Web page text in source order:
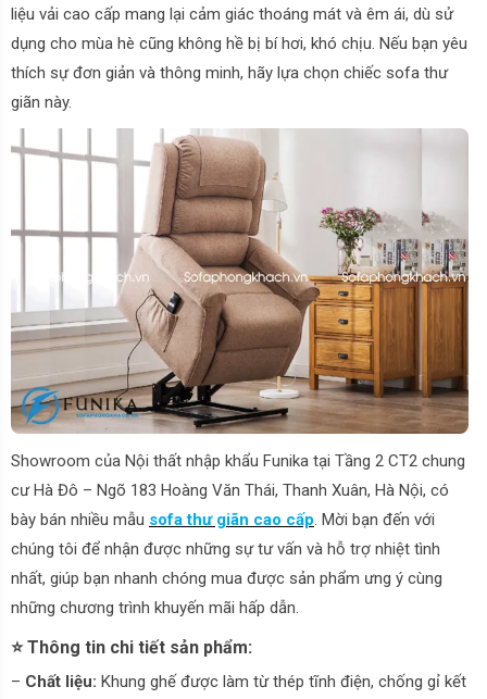
liệu vải cao cấp mang lại cảm giác thoáng mát và êm ái, dù sử
dụng cho mùa hè cũng không hề bị bí hơi, khó chịu. Nếu bạn yêu
thích sự đơn giản và thông minh, hãy lựa chọn chiếc sofa thư
giãn này.
Showroom của Nội thất nhập khẩu Funika tại Tầng 2 CT2 chung
cư Hà Đô – Ngõ 183 Hoàng Văn Thái, Thanh Xuân, Hà Nội, có
bày bán nhiều mẫu sofa thư giãn cao cấp. Mời bạn đến với
chúng tôi để nhận được những sự tư vấn và hỗ trợ nhiệt tình
nhất, giúp bạn nhanh chóng mua được sản phẩm ưng ý cùng
những chương trình khuyến mãi hấp dẫn.
⭐ Thông tin chi tiết sản phẩm:
– Chất liệu: Khung ghế được làm từ thép tĩnh điện, chống gỉ kết